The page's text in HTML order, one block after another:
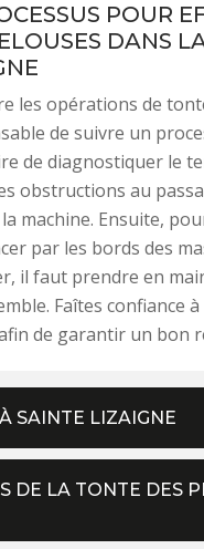
POUR
DANS
les opérations de
de suivre un
de diagnostiquer le
obstructions au
machine. Ensuite,
par les bords des
il faut prendre en
Faîtes confiance
de garantir un bon
SAINTE LIZAIGNE
DE LA TONTE DES